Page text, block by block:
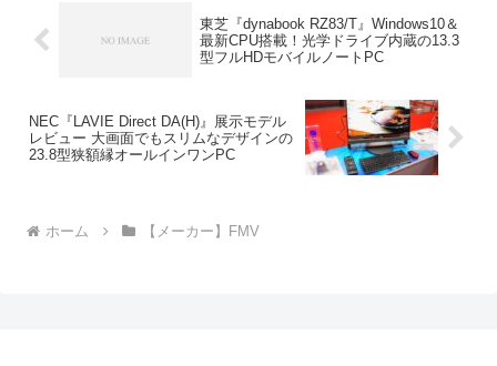
東芝『dynabook RZ83/T』Windows10＆
最新CPU搭載！光学ドライブ内蔵の13.3
型フルHDモバイルノートPC
NEC『LAVIE Direct DA(H)』展示モデル
レビュー 大画面でもスリムなデザインの
23.8型狭額縁オールインワンPC
ホーム 【メーカー】FMV